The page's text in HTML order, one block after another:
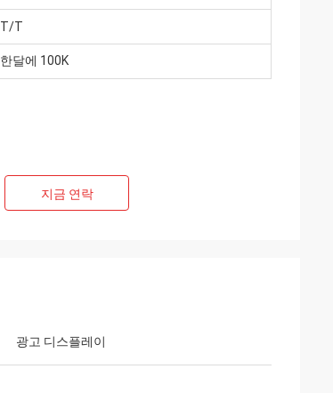
T/T
한달에 100K
지금 연락
광고 디스플레이